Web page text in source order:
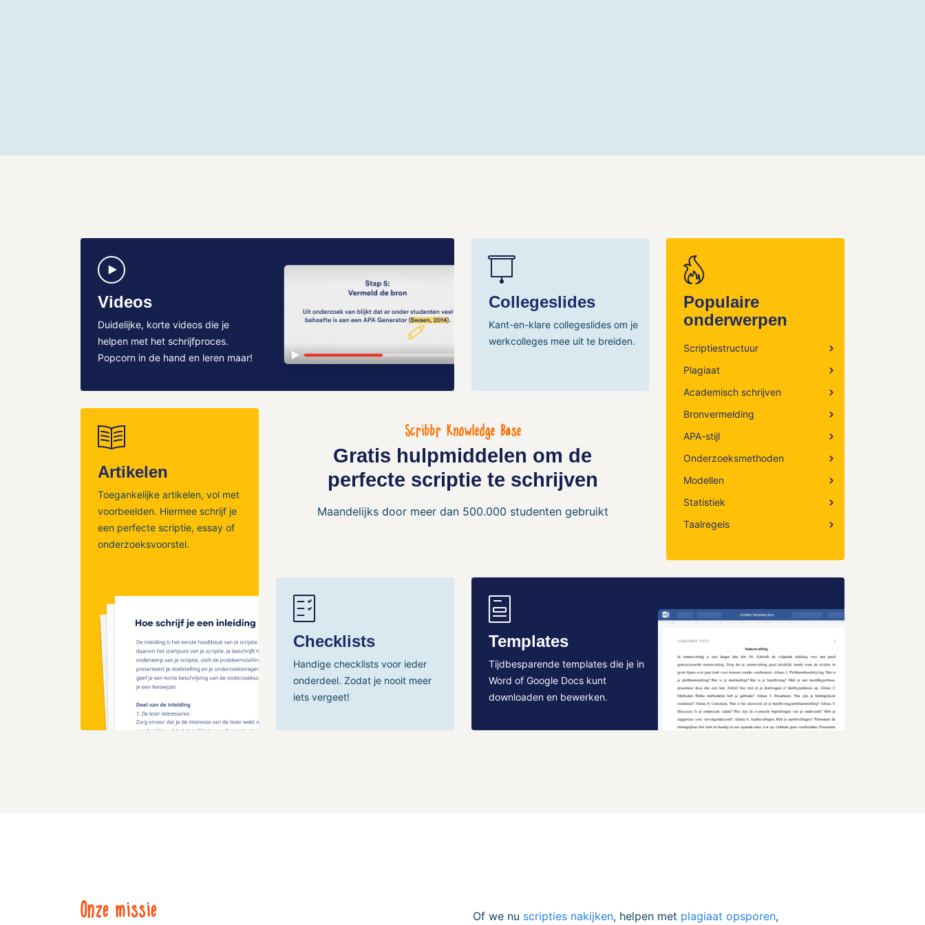
Scribbr Knowledge Base
Gratis hulpmiddelen om de
perfecte scriptie te schrijven
Maandelijks door meer dan 500.000 studenten gebruikt
Videos
Duidelijke, korte videos die je
helpen met het schrijfproces.
Popcorn in de hand en leren maar!
Collegeslides
Kant-en-klare collegeslides om je
werkcolleges mee uit te breiden.
Populaire
onderwerpen
Scriptiestructuur
Plagiaat
Academisch schrijven
Bronvermelding
APA-stijl
Onderzoeksmethoden
Modellen
Statistiek
Taalregels
Artikelen
Toegankelijke artikelen, vol met
voorbeelden. Hiermee schrijf je
een perfecte scriptie, essay of
onderzoeksvoorstel.
Checklists
Handige checklists voor ieder
onderdeel. Zodat je nooit meer
iets vergeet!
Templates
Tijdbesparende templates die je in
Word of Google Docs kunt
downloaden en bewerken.
Onze missie Of we nu scripties nakijken, helpen met plagiaat opsporen,